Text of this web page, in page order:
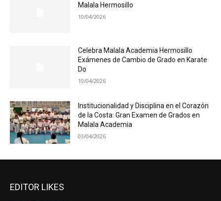
Malala Hermosillo
10/04/2026
Celebra Malala Academia Hermosillo
Exámenes de Cambio de Grado en Karate
Do
10/04/2026
Institucionalidad y Disciplina en el Corazón
de la Costa: Gran Examen de Grados en
Malala Academia
03/04/2026
EDITOR LIKES